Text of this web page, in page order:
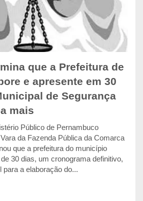
que a Prefeitura de
e apresente em 30
de Segurança
mais
Público de Pernambuco
da Fazenda Pública da Comarca
que a prefeitura do município
30 dias, um cronograma definitivo,
a elaboração do...